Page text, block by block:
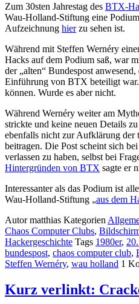
Zum 30sten Jahrestag des BTX-
Wau-Holland-Stiftung eine
Aufzeichnung hierzu sehen ist.
Während mit Steffen Wernéry
Hacks auf dem Podium saß, war
der „alten“ Bundespost
Einführung von BTX beteiligt war.
können. Wurde es aber nicht.
Während Wernéry weiter am
strickte und keine neuen Details
ebenfalls nicht zur Aufklärung der
beitragen. Die Post scheint sich
verlassen zu haben, selbst bei
Hintergründen von BTX sagte er
Interessanter als das Podium ist
Wau-Holland-Stiftung „aus dem
Autormatthias Kategorien
Chaos Computer Clubs,
Hackergeschichte Tags 1980er,
bundespost, chaos computer club,
Steffen Wernéry, wau holland 1
Kurz verlinkt: